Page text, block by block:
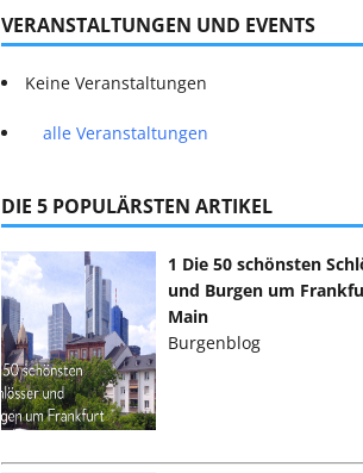
VERANSTALTUNGEN UND EVENTS
Keine Veranstaltungen
alle Veranstaltungen
DIE 5 POPULÄRSTEN ARTIKEL
1 Die 50 schönsten
und Burgen um
Main
Burgenblog